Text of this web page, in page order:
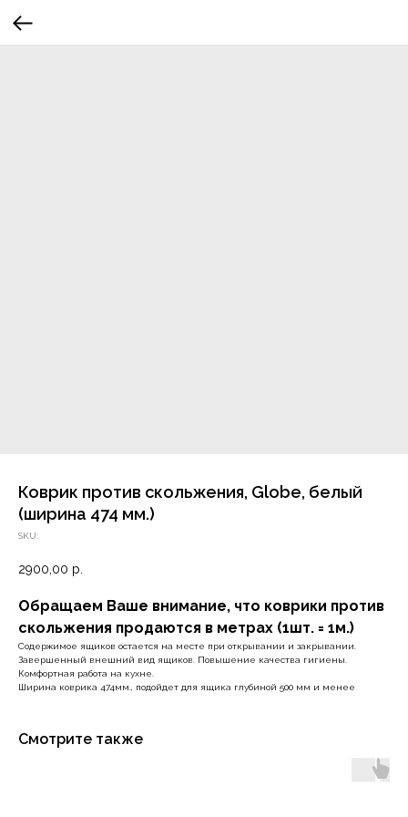
Коврик против скольжения, Globe, белый
(ширина 474 мм.)
SKU:
2900,00 р.
Обращаем Ваше внимание, что коврики против
скольжения продаются в метрах (1шт. = 1м.)
Содержимое ящиков остается на месте при открывании и закрывании.
Завершенный внешний вид ящиков. Повышение качества гигиены.
Комфортная работа на кухне.
Ширина коврика 474мм., подойдет для ящика глубиной 500 мм и менее
Смотрите также